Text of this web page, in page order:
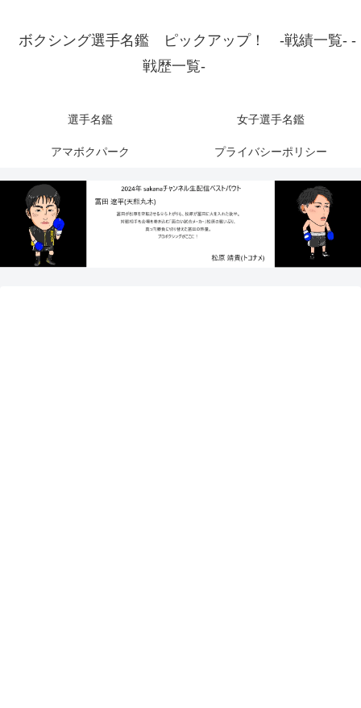
ボクシング選手名鑑 ピックアップ！ -戦績一覧- -
戦歴一覧-
選手名鑑 女子選手名鑑
アマボクパーク プライバシーポリシー